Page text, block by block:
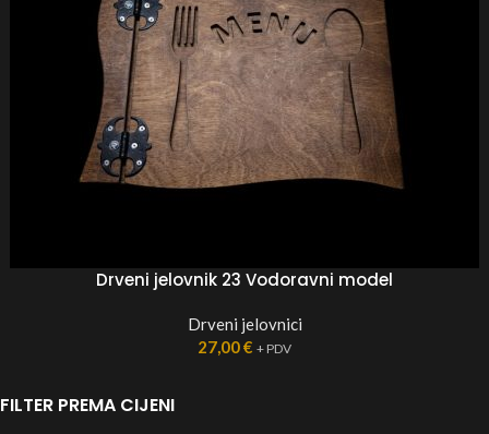
FILTER PREMA CIJENI
Drveni jelovnik 23 Vodoravni model
Drveni jelovnici
27,00€ + PDV